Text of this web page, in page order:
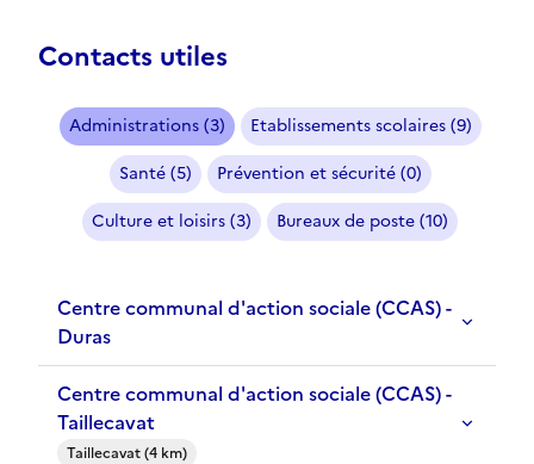
Contacts utiles
Administrations (3)
Etablissements scolaires (9)
Santé (5)
Prévention et sécurité (0)
Culture et loisirs (3)
Bureaux de poste (10)
Centre communal d'action sociale (CCAS) -
Duras
Centre communal d'action sociale (CCAS) -
Taillecavat
Taillecavat (4 km)